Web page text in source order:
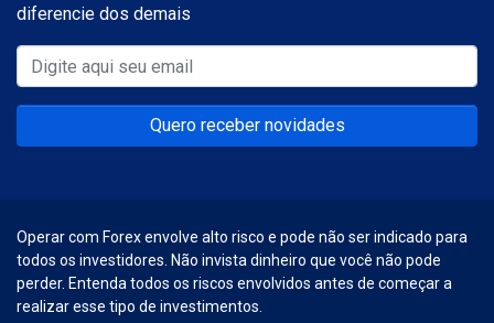
diferencie dos demais
Quero receber novidades
Operar com Forex envolve alto risco e pode não ser indicado para
todos os investidores. Não invista dinheiro que você não pode
perder. Entenda todos os riscos envolvidos antes de começar a
realizar esse tipo de investimentos.